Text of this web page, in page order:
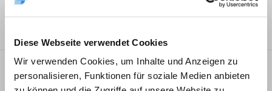
Diese Webseite verwendet Cookies
Wir verwenden Cookies, um Inhalte und Anzeigen zu
personalisieren, Funktionen für soziale Medien anbieten